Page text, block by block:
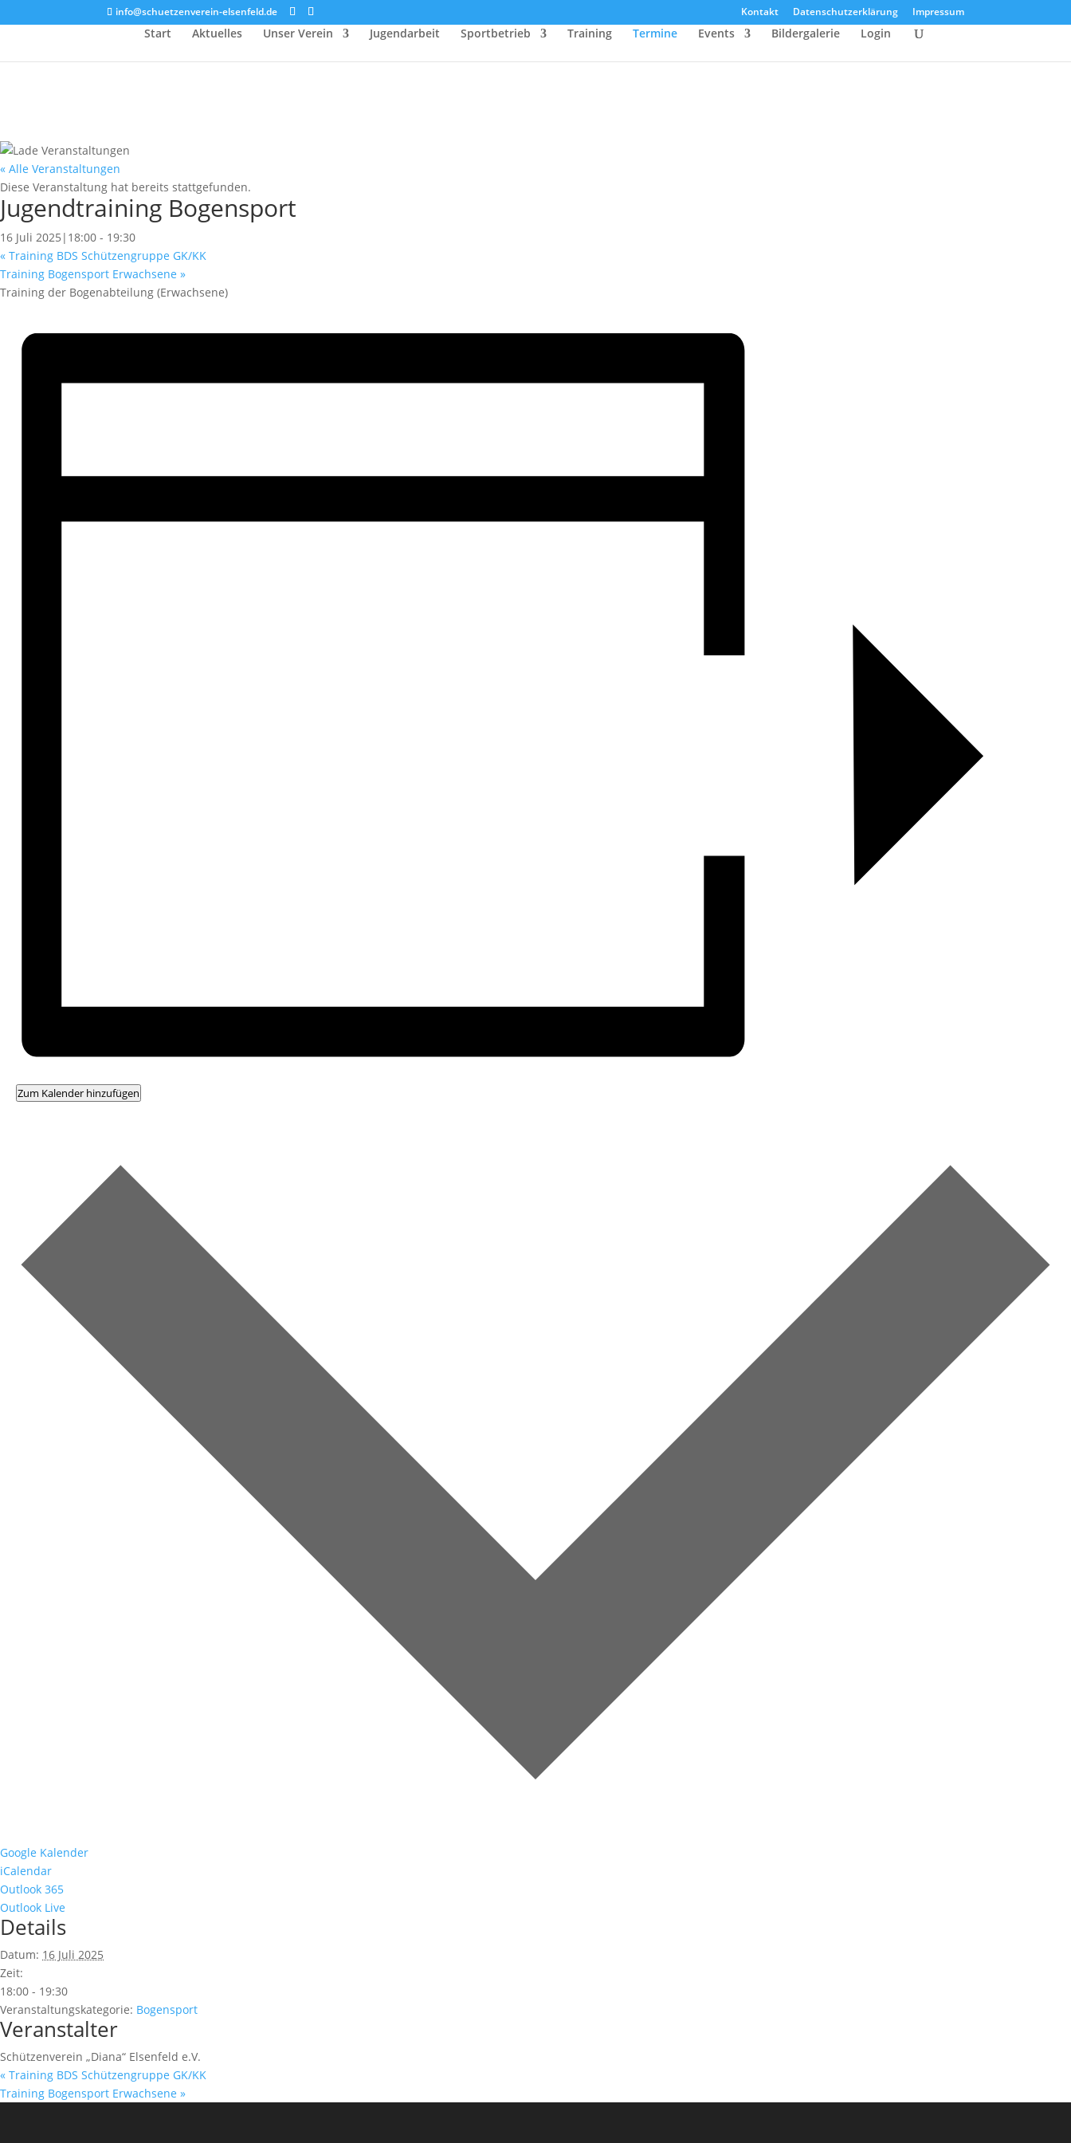
info@schuetzenverein-elsenfeld.de Kontakt Datenschutzerklärung Impressum
Start Aktuelles Unser Verein Jugendarbeit Sportbetrieb Training Termine Events Bildergalerie Login
« Alle Veranstaltungen
Diese Veranstaltung hat bereits stattgefunden.
Jugendtraining Bogensport
16 Juli 2025|18:00 - 19:30
« Training BDS Schützengruppe GK/KK
Training Bogensport Erwachsene »
Training der Bogenabteilung (Erwachsene)
Zum Kalender hinzufügen
Google Kalender
iCalendar
Outlook 365
Outlook Live
Details
Datum: 16 Juli 2025
Zeit:
18:00 - 19:30
Veranstaltungskategorie: Bogensport
Veranstalter
Schützenverein „Diana“ Elsenfeld e.V.
« Training BDS Schützengruppe GK/KK
Training Bogensport Erwachsene »